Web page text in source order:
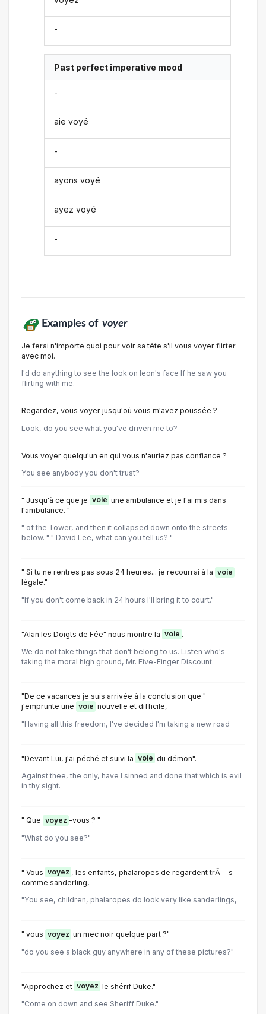
-
Past perfect imperative mood
-
aie voyé
-
ayons voyé
ayez voyé
-
Examples of voyer
Je ferai n'importe quoi pour voir sa tête s'il vous voyer flirter
avec moi.
I'd do anything to see the look on leon's face If he saw you
flirting with me.
Regardez, vous voyer jusqu'où vous m'avez poussée ?
Look, do you see what you've driven me to?
Vous voyer quelqu'un en qui vous n'auriez pas confiance ?
You see anybody you don't trust?
" Jusqu'à ce que je voie une ambulance et je l'ai mis dans
l'ambulance. "
" of the Tower, and then it collapsed down onto the streets
below. " " David Lee, what can you tell us? "
" Si tu ne rentres pas sous 24 heures... je recourrai à la voie
légale."
"If you don't come back in 24 hours I'll bring it to court."
"Alan les Doigts de Fée" nous montre la voie .
We do not take things that don't belong to us. Listen who's
taking the moral high ground, Mr. Five-Finger Discount.
"De ce vacances je suis arrivée à la conclusion que "
j'emprunte une voie nouvelle et difficile,
"Having all this freedom, I've decided I'm taking a new road
"Devant Lui, j'ai péché et suivi la voie du démon".
Against thee, the only, have I sinned and done that which is evil
in thy sight.
" Que voyez -vous ? "
"What do you see?"
" Vous voyez , les enfants, phalaropes de regardent trÃ ¨ s
comme sanderling,
"You see, children, phalaropes do look very like sanderlings,
" vous voyez un mec noir quelque part ?"
"do you see a black guy anywhere in any of these pictures?"
"Approchez et voyez le shérif Duke."
"Come on down and see Sheriff Duke."